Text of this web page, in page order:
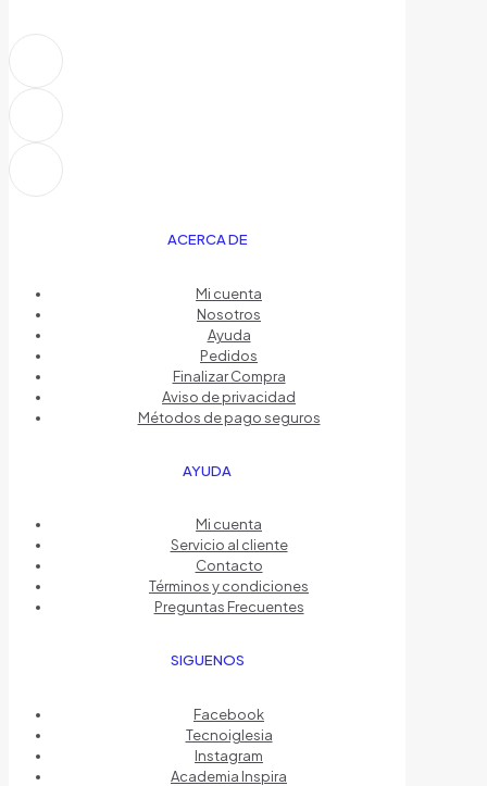
ACERCA DE
Mi cuenta
Nosotros
Ayuda
Pedidos
Finalizar Compra
Aviso de privacidad
Métodos de pago seguros
AYUDA
Mi cuenta
Servicio al cliente
Contacto
Términos y condiciones
Preguntas Frecuentes
SIGUENOS
Facebook
Tecnoiglesia
Instagram
Academia Inspira